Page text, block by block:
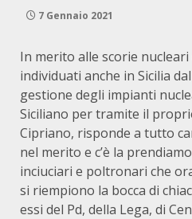
7 Gennaio 2021
In merito alle scorie
individuati anche in Sicilia
gestione degli impianti
Siciliano per tramite il
Cipriano, risponde a tutto
nel merito e c’è la
inciuciari e poltronari che
si riempiono la bocca di
essi del Pd, della Lega, di